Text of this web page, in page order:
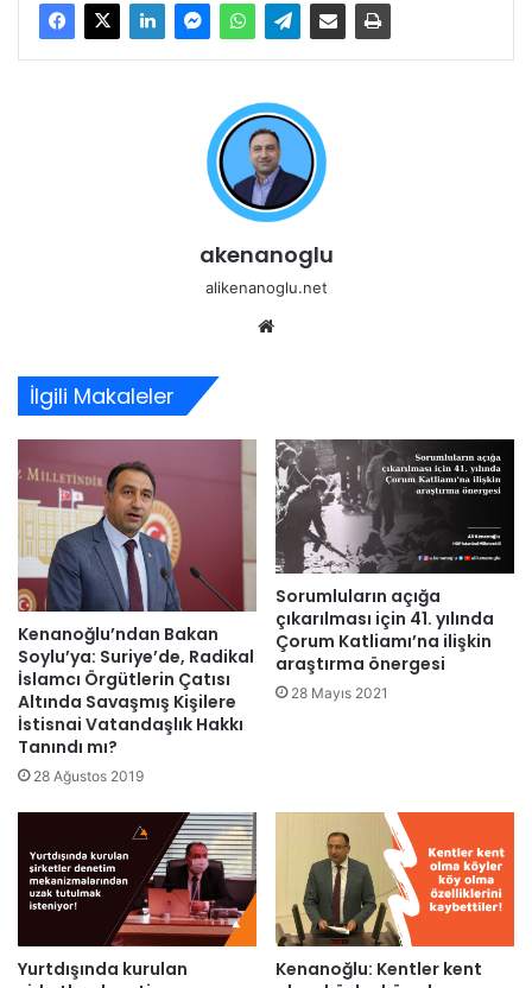
akenanoglu
alikenanoglu.net
İlgili Makaleler
Kenanoğlu’ndan Bakan
Soylu’ya: Suriye’de, Radikal
İslamcı Örgütlerin Çatısı
Altında Savaşmış Kişilere
İstisnai Vatandaşlık Hakkı
Tanındı mı?
28 Ağustos 2019
Sorumluların açığa
çıkarılması için 41. yılında
Çorum Katliamı’na ilişkin
araştırma önergesi
28 Mayıs 2021
Yurtdışında kurulan
Kenanoğlu: Kentler kent